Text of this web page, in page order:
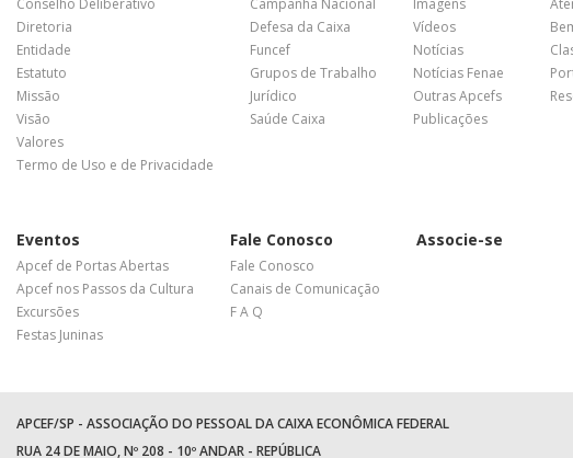
Diretoria
Entidade
Estatuto
Missão
Visão
Valores
Termo de Uso e de Privacidade
Defesa da Caixa
Funcef
Grupos de Trabalho
Jurídico
Saúde Caixa
Vídeos
Notícias
Notícias Fenae
Outras Apcefs
Publicações
Eventos
Apcef de Portas Abertas
Apcef nos Passos da Cultura
Excursões
Festas Juninas
Fale Conosco
Fale Conosco
Canais de Comunicação
F A Q
Associe-se
APCEF/SP - ASSOCIAÇÃO DO PESSOAL DA CAIXA ECONÔMICA FEDERAL
RUA 24 DE MAIO, Nº 208 - 10º ANDAR - REPÚBLICA